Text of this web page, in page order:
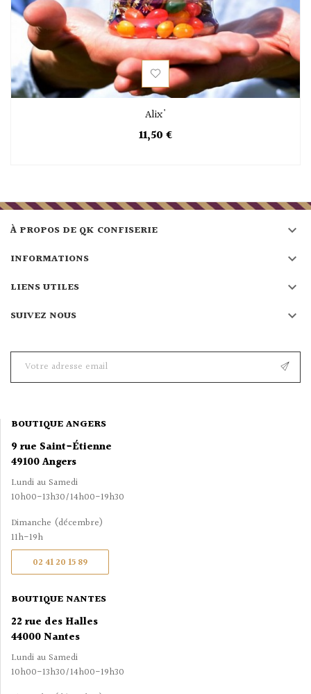
Alix'
11,50 €
‹ ›
À PROPOS DE QK CONFISERIE 
INFORMATIONS 
LIENS UTILES 
SUIVEZ NOUS 
BOUTIQUE ANGERS
9 rue Saint-Étienne
49100 Angers
Lundi au Samedi
10h00-13h30/14h00-19h30
Dimanche (décembre)
11h-19h
02 41 20 15 89
BOUTIQUE NANTES
22 rue des Halles
44000 Nantes
Lundi au Samedi
10h00-13h30/14h00-19h30